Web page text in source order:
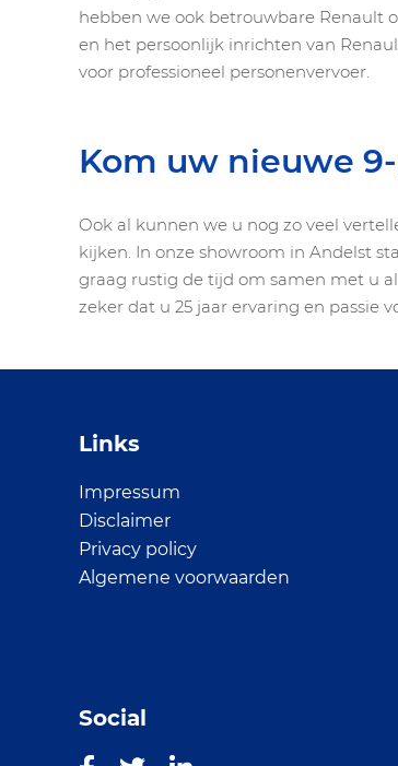
hebben we ook betrouwbare Renault
en het persoonlijk inrichten van
voor professioneel personenvervoer.
Kom uw nieuwe
Ook al kunnen we u nog zo veel
kijken. In onze showroom in Andelst
graag rustig de tijd om samen met u
zeker dat u 25 jaar ervaring en passie
Links
Impressum
Disclaimer
Privacy policy
Algemene voorwaarden
Social